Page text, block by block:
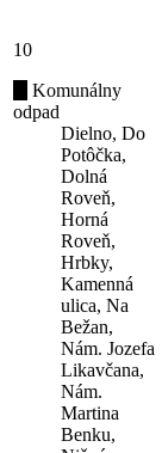
10
Komunálny
odpad
Dielno, Do
Potôčka,
Dolná
Roveň,
Horná
Roveň,
Hrbky,
Kamenná
ulica, Na
Bežan,
Nám. Jozefa
Likavčana,
Nám.
Martina
Benku,